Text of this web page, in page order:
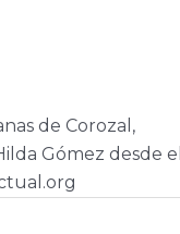
de Corozal,
Gómez desde el